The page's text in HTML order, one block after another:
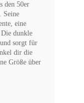
den 50er
Seine
eine
Die dunkle
sorgt für
dir die
Größe über